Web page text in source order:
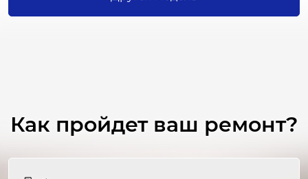
от 2 500 ₽
Как пройдет ваш ремонт?